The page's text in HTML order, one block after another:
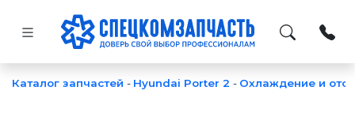
Каталог запчастей - Hyundai Porter 2 - Охлаждение и